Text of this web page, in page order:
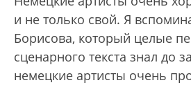
и не только свой. Я
Борисова, который целые
сценарного текста знал до
немецкие артисты очень